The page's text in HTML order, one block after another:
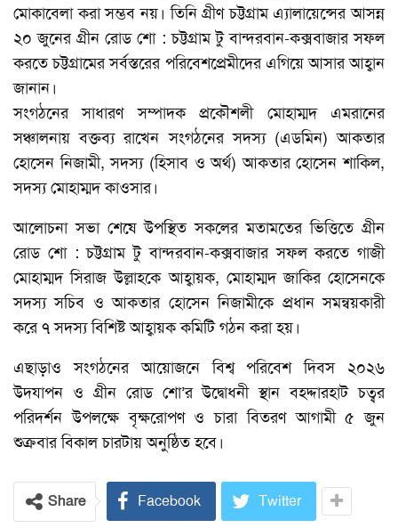
মোকাবেলা করা সম্ভব নয়। তিনি গ্রীণ চট্টগ্রাম এ্যালায়েন্সের আসন্ন
২০ জুনের গ্রীন রোড শো : চট্টগ্রাম টু বান্দরবান-কক্সবাজার সফল
করতে চট্টগ্রামের সর্বস্তরের পরিবেশপ্রেমীদের এগিয়ে আসার আহ্বান
জানান।
সংগঠনের সাধারণ সম্পাদক প্রকৌশলী মোহাম্মদ এমরানের
সঞ্চালনায় বক্তব্য রাখেন সংগঠনের সদস্য (এডমিন) আকতার
হোসেন নিজামী, সদস্য (হিসাব ও অর্থ) আকতার হোসেন শাকিল,
সদস্য মোহাম্মদ কাওসার।
আলোচনা সভা শেষে উপস্থিত সকলের মতামতের ভিত্তিতে গ্রীন
রোড শো : চট্টগ্রাম টু বান্দরবান-কক্সবাজার সফল করতে গাজী
মোহাম্মদ সিরাজ উল্লাহকে আহ্বায়ক, মোহাম্মদ জাকির হোসেনকে
সদস্য সচিব ও আকতার হোসেন নিজামীকে প্রধান সমন্বয়কারী
করে ৭ সদস্য বিশিষ্ট আহ্বায়ক কমিটি গঠন করা হয়।
এছাড়াও সংগঠনের আয়োজনে বিশ্ব পরিবেশ দিবস ২০২৬
উদযাপন ও গ্রীন রোড শো’র উদ্বোধনী স্থান বহদ্দারহাট চত্বর
পরিদর্শন উপলক্ষে বৃক্ষরোপণ ও চারা বিতরণ আগামী ৫ জুন
শুক্রবার বিকাল চারটায় অনুষ্ঠিত হবে।
Share Facebook Twitter